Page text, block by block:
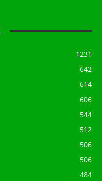
1231
642
614
606
544
512
506
506
484